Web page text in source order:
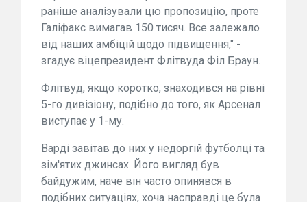
раніше аналізували цю пропозицію, проте
Галіфакс вимагав 150 тисяч. Все залежало
від наших амбіцій щодо підвищення," -
згадує віцепрезидент Флітвуда Філ Браун.
Флітвуд, якщо коротко, знаходився на рівні
5-го дивізіону, подібно до того, як Арсенал
виступає у 1-му.
Варді завітав до них у недоргій футболці та
зім'ятих джинсах. Його вигляд був
байдужим, наче він часто опинявся в
подібних ситуаціях, хоча насправді це була